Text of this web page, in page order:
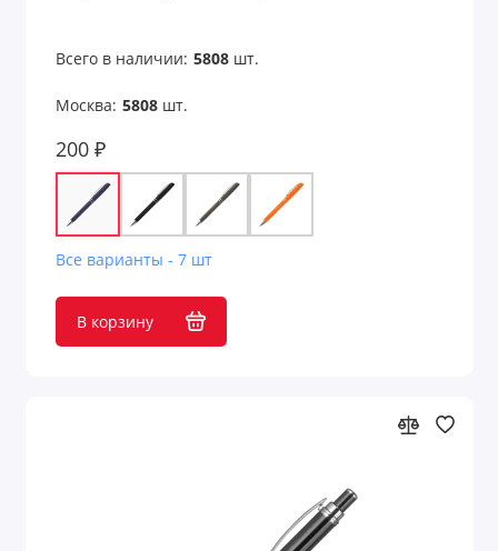
Всего в наличии: 5808шт.
Москва: 5808шт.
200 ₽
Все варианты - 7 шт
В корзину